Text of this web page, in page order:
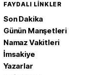
FAYDALI LINKLER
Son Dakika
Günün Manşetleri
Namaz Vakitleri
İmsakiye
Yazarlar